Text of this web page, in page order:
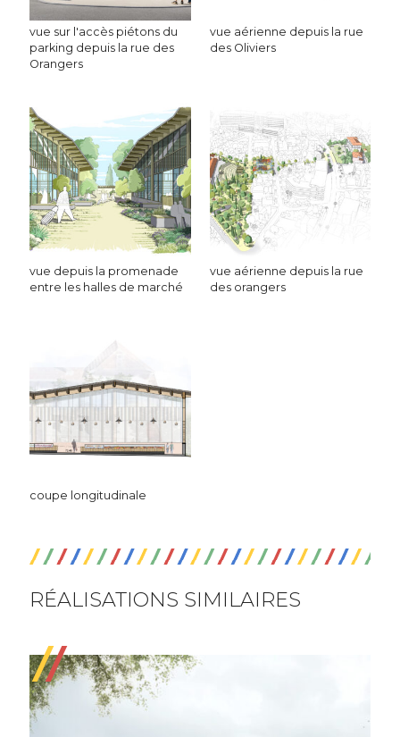
vue sur l'accès piétons du
parking depuis la rue des
Orangers
vue aérienne depuis la rue
des Oliviers
vue depuis la promenade
entre les halles de marché
vue aérienne depuis la rue
des orangers
coupe longitudinale
RÉALISATIONS SIMILAIRES